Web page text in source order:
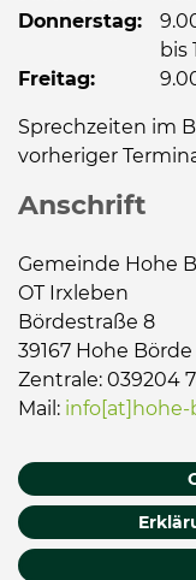
Donnerstag:
bis
Freitag:
Sprechzeiten im
vorheriger
Anschrift
Gemeinde Hohe
OT Irxleben
Bördestraße 8
39167 Hohe Börde
Zentrale: 039204
Mail: info[at]hohe-